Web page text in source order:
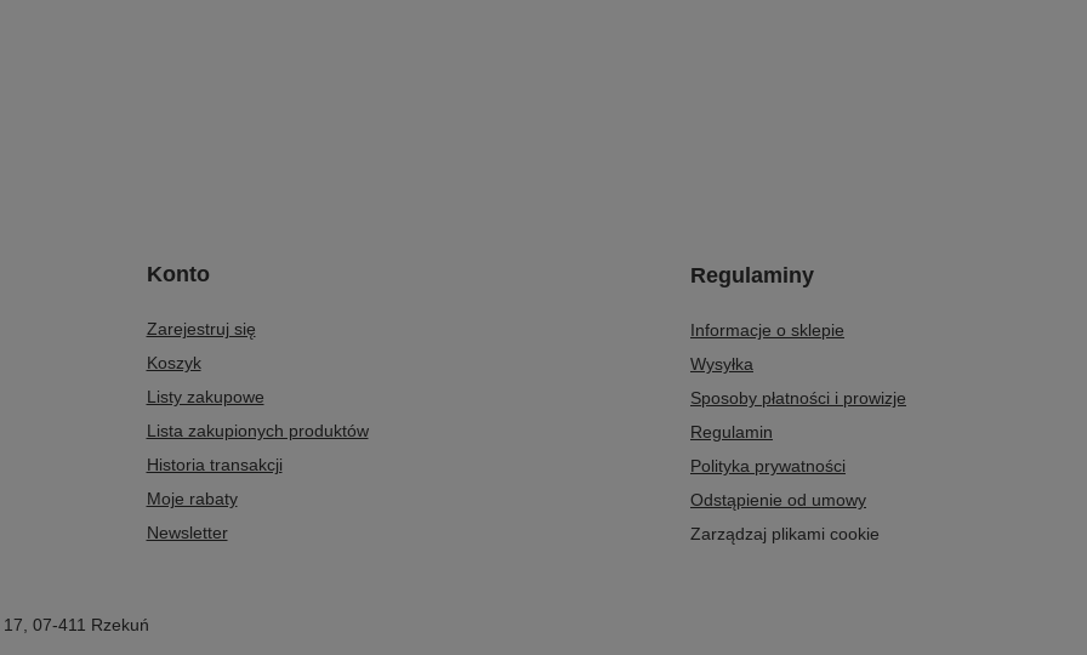
Konto
Zarejestruj się
Koszyk
Listy zakupowe
Lista zakupionych produktów
Historia transakcji
Moje rabaty
Newsletter
Regulaminy
Informacje o sklepie
Wysyłka
Sposoby płatności i prowizje
Regulamin
Polityka prywatności
Odstąpienie od umowy
Zarządzaj plikami cookie
17 07-411 Rzekuń